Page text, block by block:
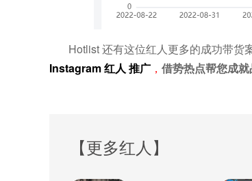
Hotlist还有这位红人更多的成功带货
Instagram红人 推广 ， 借势热点帮您成
【更多红人】